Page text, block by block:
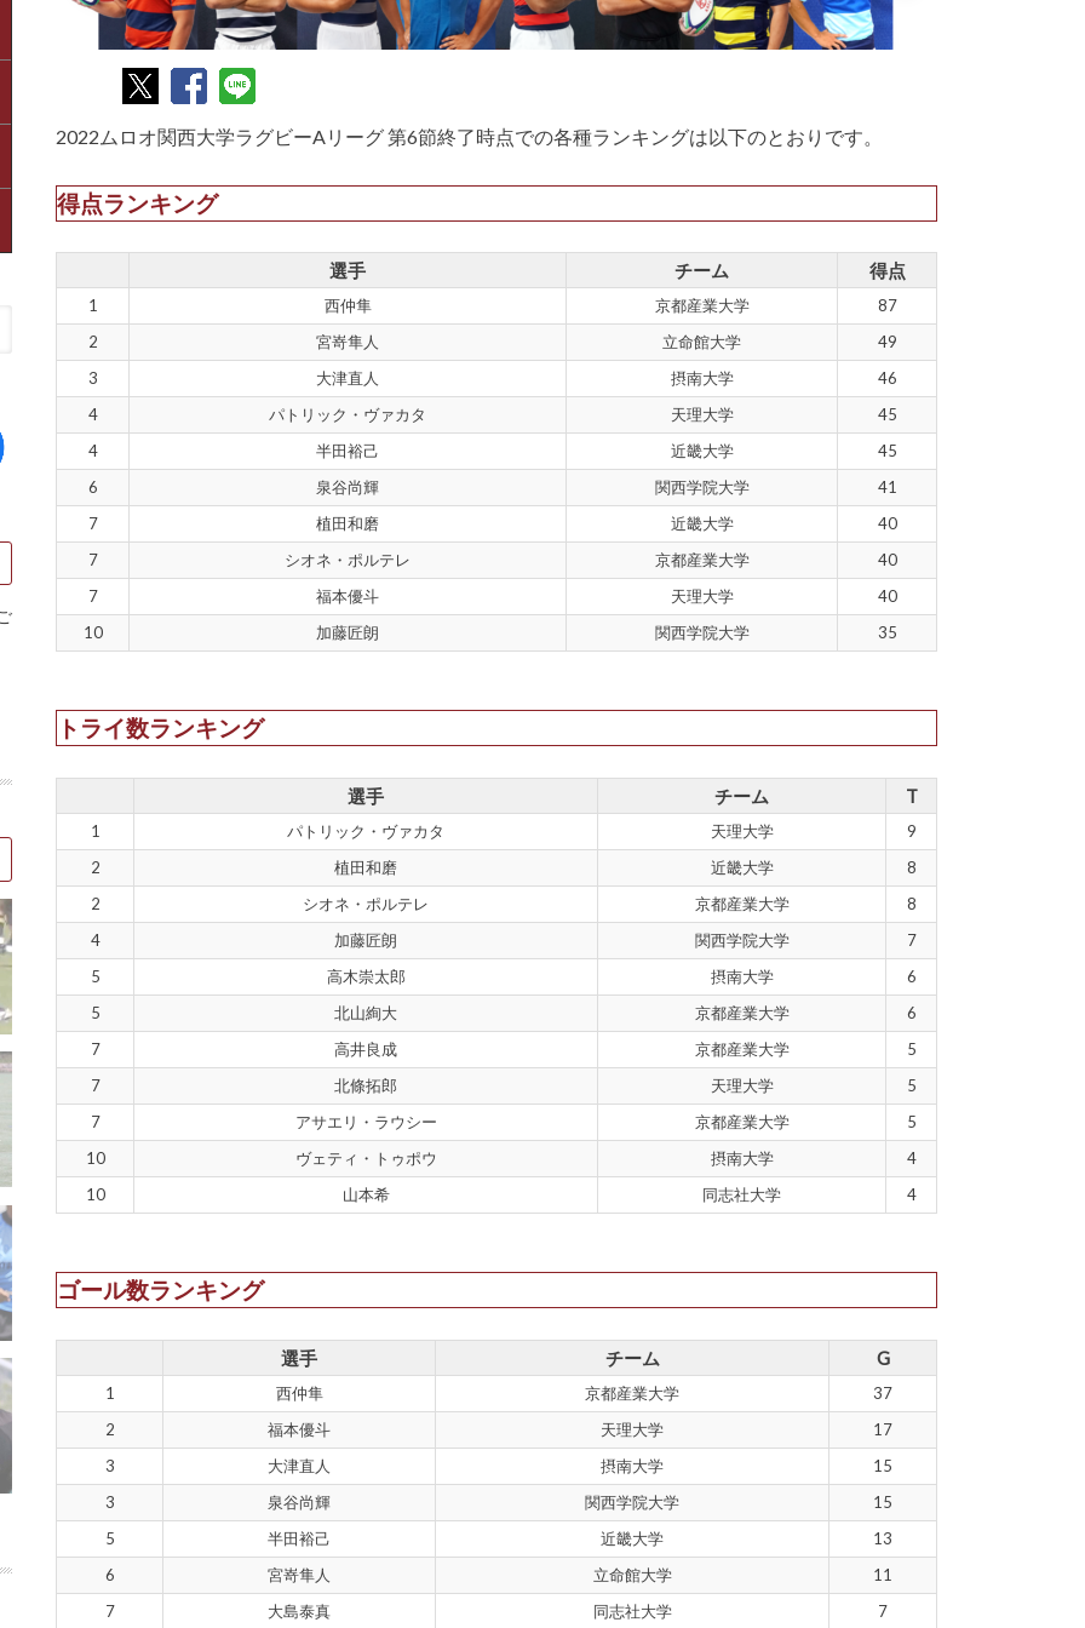
2022ムロオ関西大学ラグビーAリーグ 第6節終了時点での各種ランキングは以下のとおりです。
得点ランキング
選手 チーム 得点
1 西仲隼 京都産業大学
87
2
宮嵜隼人 立命館大学
49
3
大津直人 摂南大学
46
4
パトリック・ヴァカタ 天理大学
45
4
半田裕己 近畿大学
45
6
泉谷尚輝 関西学院大学
41
7
植田和磨 近畿大学
40
7
シオネ・ポルテレ 京都産業大学
40
7
福本優斗 天理大学
40
10
加藤匠朗 関西学院大学 35
トライ数ランキング
選手 チーム T
1 パトリック・ヴァカタ 天理大学
9
2
植田和磨 近畿大学
8
2
シオネ・ポルテレ 京都産業大学
8
4
加藤匠朗 関西学院大学
7
5
高木崇太郎 摂南大学
6
5
北山絢大 京都産業大学
6
7
高井良成 京都産業大学
5
7
北條拓郎 天理大学
5
7
アサエリ・ラウシー 京都産業大学
5
10
ヴェティ・トゥポウ 摂南大学
4
10
山本希 同志社大学 4
ゴール数ランキング
選手 チーム G
1 西仲隼 京都産業大学
37
2
福本優斗 天理大学
17
3
大津直人 摂南大学
15
3
泉谷尚輝 関西学院大学
15
5
半田裕己 近畿大学
13
6
宮嵜隼人 立命館大学
11
7
大島泰真 同志社大学 7